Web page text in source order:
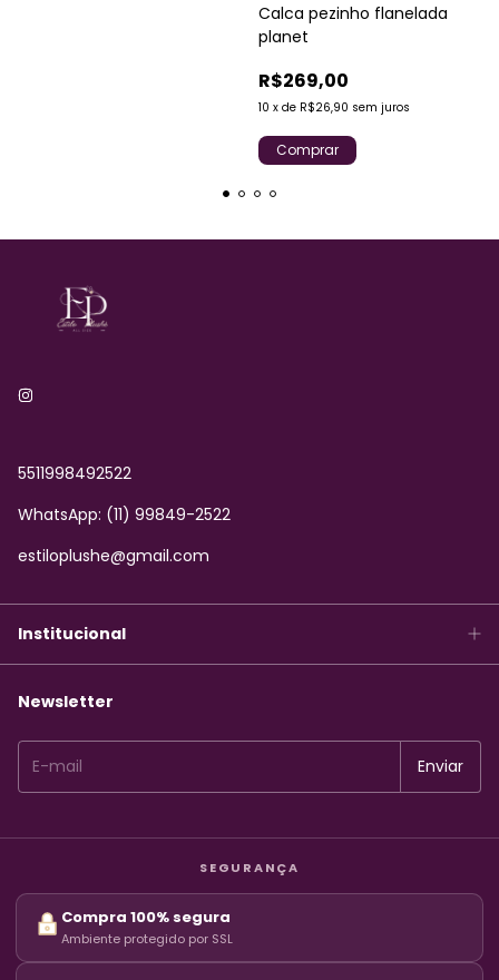
Calca pezinho flanelada
planet
R$269,00
10 x de R$26,90 sem juros
Comprar
5511998492522
WhatsApp: (11) 99849-2522
estiloplushe@gmail.com
Institucional
Newsletter
SEGURANÇA
Compra 100% segura
Ambiente protegido por SSL